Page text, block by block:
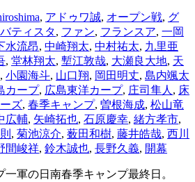
, アドゥワ誠, オープン戦, グ
バティスタ, ファン, フランスア, 一岡
水流昂, 中崎翔太, 中村祐太, 九里亜
, 堂林翔太, 塹江敦哉, 大瀬良大地, 天
, 小園海斗, 山口翔, 岡田明丈, 島内颯太
カープ, 広島東洋カープ, 庄司隼人 , 床
ズ, 春季キャンプ, 曽根海成, 松山竜
広輔, 矢崎拓也, 石原慶幸, 緒方孝市,
, 菊池涼介, 薮田和樹, 藤井皓哉, 西川
間峻祥, 鈴木誠也, 長野久義, 開幕
軍の日南春季キャンプ最終日。